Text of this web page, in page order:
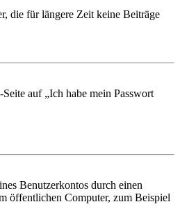
die für längere Zeit keine Beiträge
auf „Ich habe mein Passwort
Benutzerkontos durch einen
öffentlichen Computer, zum Beispiel